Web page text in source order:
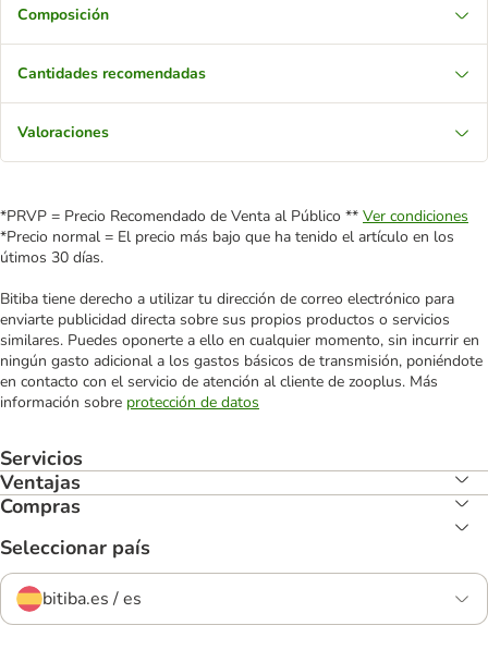
Composición
Cantidades recomendadas
Valoraciones
*PRVP = Precio Recomendado de Venta al Público ** Ver condiciones
*Precio normal = El precio más bajo que ha tenido el artículo en los
útimos 30 días.
Bitiba tiene derecho a utilizar tu dirección de correo electrónico para
enviarte publicidad directa sobre sus propios productos o servicios
similares. Puedes oponerte a ello en cualquier momento, sin incurrir en
ningún gasto adicional a los gastos básicos de transmisión, poniéndote
en contacto con el servicio de atención al cliente de zooplus. Más
información sobre protección de datos
Servicios
Ventajas
Compras
Seleccionar país
bitiba.es / es